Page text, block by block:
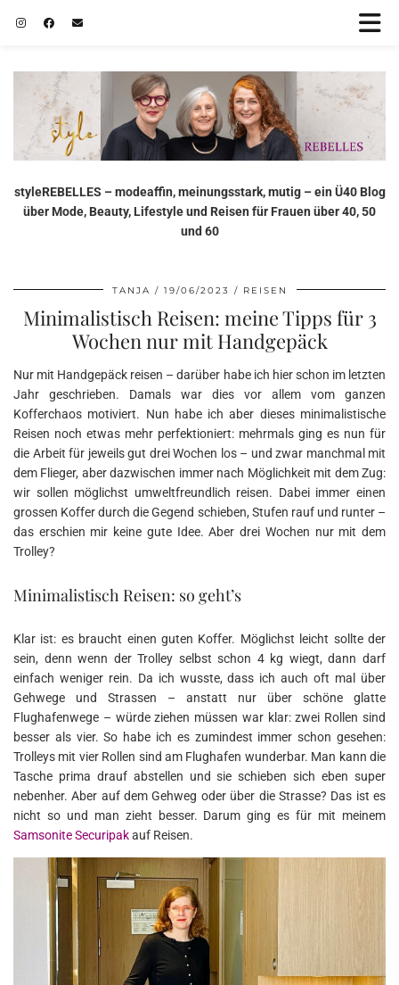
styleREBELLES – modeaffin, meinungsstark, mutig – ein Ü40 Blog
über Mode, Beauty, Lifestyle und Reisen für Frauen über 40, 50
und 60
TANJA 19/06/2023 REISEN
Minimalistisch Reisen: meine Tipps für 3
Wochen nur mit Handgepäck
Nur mit Handgepäck reisen – darüber habe ich hier schon im letzten
Jahr geschrieben. Damals war dies vor allem vom ganzen
Kofferchaos motiviert. Nun habe ich aber dieses minimalistische
Reisen noch etwas mehr perfektioniert: mehrmals ging es nun für
die Arbeit für jeweils gut drei Wochen los – und zwar manchmal mit
dem Flieger, aber dazwischen immer nach Möglichkeit mit dem Zug:
wir sollen möglichst umweltfreundlich reisen. Dabei immer einen
grossen Koffer durch die Gegend schieben, Stufen rauf und runter –
das erschien mir keine gute Idee. Aber drei Wochen nur mit dem
Trolley?
Minimalistisch Reisen: so geht’s
Klar ist: es braucht einen guten Koffer. Möglichst leicht sollte der
sein, denn wenn der Trolley selbst schon 4 kg wiegt, dann darf
einfach weniger rein. Da ich wusste, dass ich auch oft mal über
Gehwege und Strassen – anstatt nur über schöne glatte
Flughafenwege – würde ziehen müssen war klar: zwei Rollen sind
besser als vier. So habe ich es zumindest immer schon gesehen:
Trolleys mit vier Rollen sind am Flughafen wunderbar. Man kann die
Tasche prima drauf abstellen und sie schieben sich eben super
nebenher. Aber auf dem Gehweg oder über die Strasse? Das ist es
nicht so und man zieht besser. Darum ging es für mit meinem
Samsonite Securipakauf Reisen.